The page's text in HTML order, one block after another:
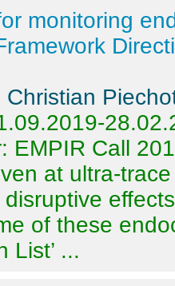
monitoring
Christian
EMPIR Call
at ultra-
of these
List’ ...